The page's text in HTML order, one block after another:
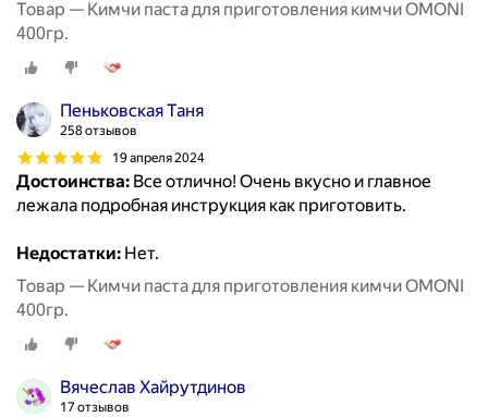
Товар — Кимчи паста для приготовления кимчи OMONI
400гр.
Пеньковская Таня
258 отзывов
19 апреля 2024
Достоинства: Все отлично! Очень вкусно и главное
лежала подробная инструкция как приготовить.
Недостатки: Нет.
Товар — Кимчи паста для приготовления кимчи OMONI
400гр.
Вячеслав Хайрутдинов
17 отзывов